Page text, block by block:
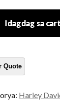
Idagdag sa cart
Harley